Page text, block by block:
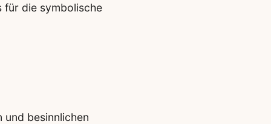
für die symbolische
besinnlichen